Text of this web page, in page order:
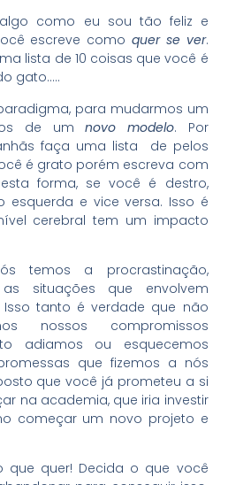
como eu sou tão feliz e
escreve comoquer se ver.
lista de 10 coisas que você é
gato…..
para mudarmos um
de umnovo modelo. Por
faça uma lista de pelos
é grato porém escreva com
forma, se você é destro,
esquerda e vice versa. Isso é
cerebral tem um impacto
temos a procrastinação,
situações que envolvem
tanto é verdade que não
nossos compromissos
adiamos ou esquecemos
que fizemos a nós
que você já prometeu a si
na academia, que iria investir
começar um novo projeto e
que quer! Decida o que você